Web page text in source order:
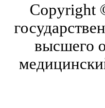
Copyright
высшего